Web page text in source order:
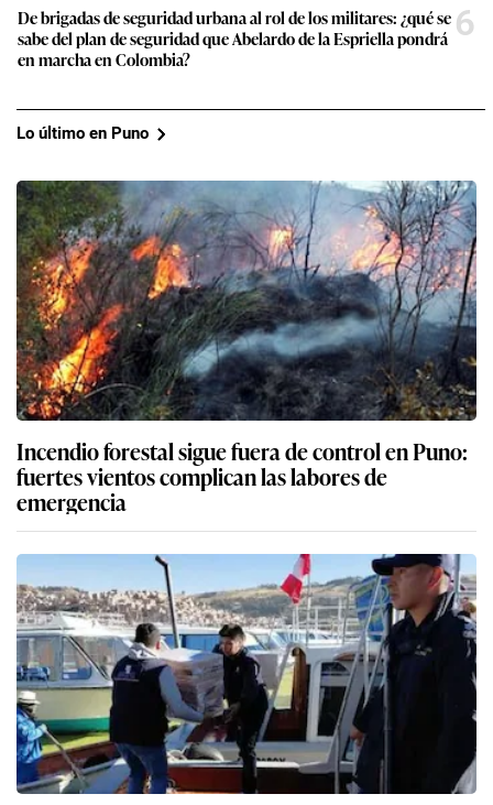
De brigadas de seguridad urbana al rol de los militares: ¿qué se
sabe del plan de seguridad que Abelardo de la Espriella pondrá
en marcha en Colombia?
6
Lo último en Puno
Incendio forestal sigue fuera de control en Puno:
fuertes vientos complican las labores de
emergencia